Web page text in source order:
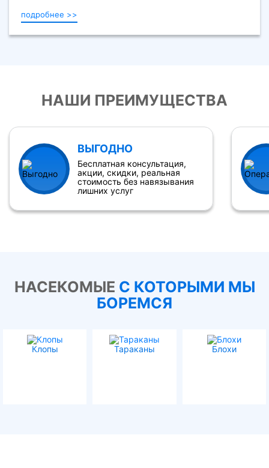
подробнее >>
НАШИ ПРЕИМУЩЕСТВА
ВЫГОДНО
Бесплатная консультация,
акции, скидки, реальная
стоимость без навязывания
лишних услуг
НАСЕКОМЫЕ С КОТОРЫМИ МЫ
БОРЕМСЯ
Клопы Тараканы Блохи